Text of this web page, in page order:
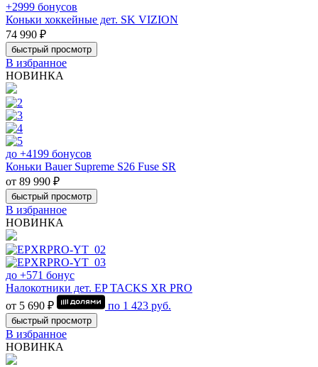
+2999 бонусов
Коньки хоккейные дет. SK VIZION
74 990 ₽
быстрый просмотр
В избранное
НОВИНКА
до +4199 бонусов
Коньки Bauer Supreme S26 Fuse SR
от 89 990 ₽
быстрый просмотр
В избранное
НОВИНКА
до +571 бонус
Налокотники дет. EP TACKS XR PRO
от 5 690 ₽
по 1 423 руб.
быстрый просмотр
В избранное
НОВИНКА